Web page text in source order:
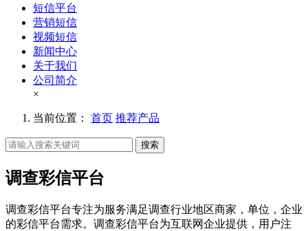
短信平台
营销短信
视频短信
新闻中心
关于我们
公司简介
×
当前位置： 首页 推荐产品
搜索
调查彩信平台
调查彩信平台专注为服务满足调查行业地区商家，单位，企业
的彩信平台需求。调查彩信平台为互联网企业提供，用户注